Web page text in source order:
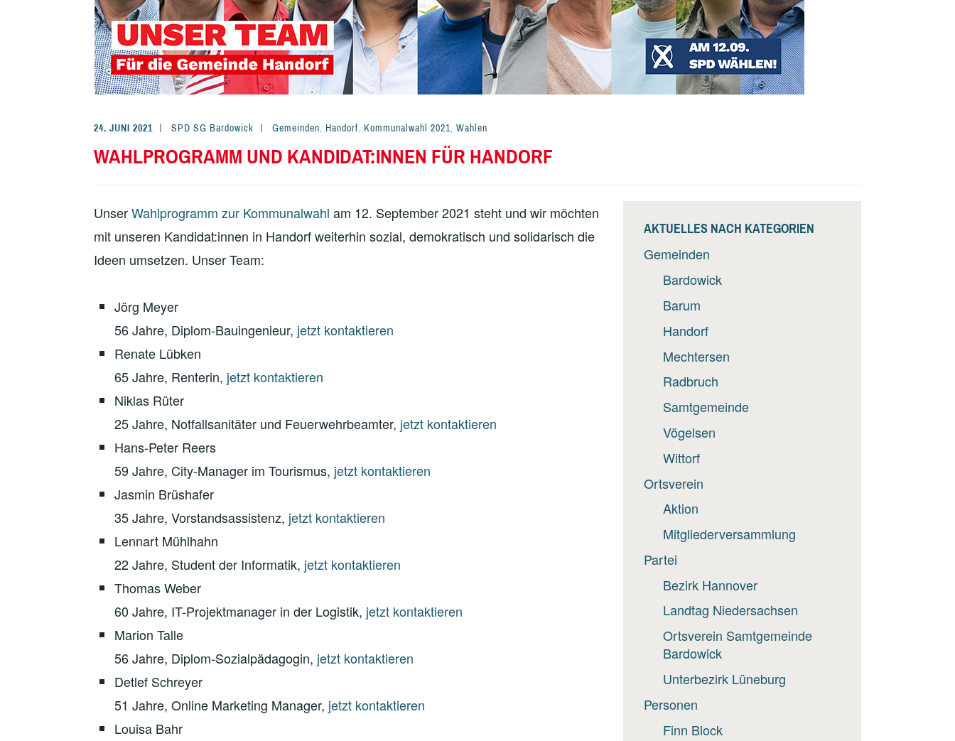
24. JUNI 2021 SPD SG Bardowick Gemeinden, Handorf, Kommunalwahl 2021, Wahlen
WAHLPROGRAMM UND KANDIDAT:INNEN FÜR HANDORF
UnserWahlprogramm zur Kommunalwahl am 12. September 2021 steht und wir möchten
mit unseren Kandidat:innen in Handorf weiterhin sozial, demokratisch und solidarisch die
Ideen umsetzen. Unser Team:
Jörg Meyer
56 Jahre, Diplom-Bauingenieur, jetzt kontaktieren
Renate Lübken
65 Jahre, Renterin, jetzt kontaktieren
Niklas Rüter
25 Jahre, Notfallsanitäter und Feuerwehrbeamter, jetzt kontaktieren
Hans-Peter Reers
59 Jahre, City-Manager im Tourismus, jetzt kontaktieren
Jasmin Brüshafer
35 Jahre, Vorstandsassistenz, jetzt kontaktieren
Lennart Mühlhahn
22 Jahre, Student der Informatik, jetzt kontaktieren
Thomas Weber
60 Jahre, IT-Projektmanager in der Logistik, jetzt kontaktieren
Marion Talle
56 Jahre, Diplom-Sozialpädagogin, jetzt kontaktieren
Detlef Schreyer
51 Jahre, Online Marketing Manager, jetzt kontaktieren
Louisa Bahr
AKTUELLES NACH KATEGORIEN
Gemeinden
Bardowick
Barum
Handorf
Mechtersen
Radbruch
Samtgemeinde
Vögelsen
Wittorf
Ortsverein
Aktion
Mitgliederversammlung
Partei
Bezirk Hannover
Landtag Niedersachsen
Ortsverein Samtgemeinde
Bardowick
Unterbezirk Lüneburg
Personen
Finn Block